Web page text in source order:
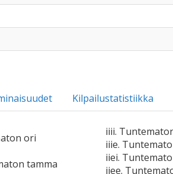
Kilpailustatistiikka
ori
iiii.
iiie.
tamma
iiei.
iiee.